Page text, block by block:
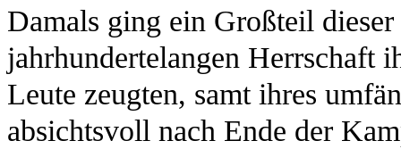
Damals ging ein Großteil
jahrhundertelangen Herrschaft
Leute zeugten, samt ihres
absichtsvoll nach Ende der